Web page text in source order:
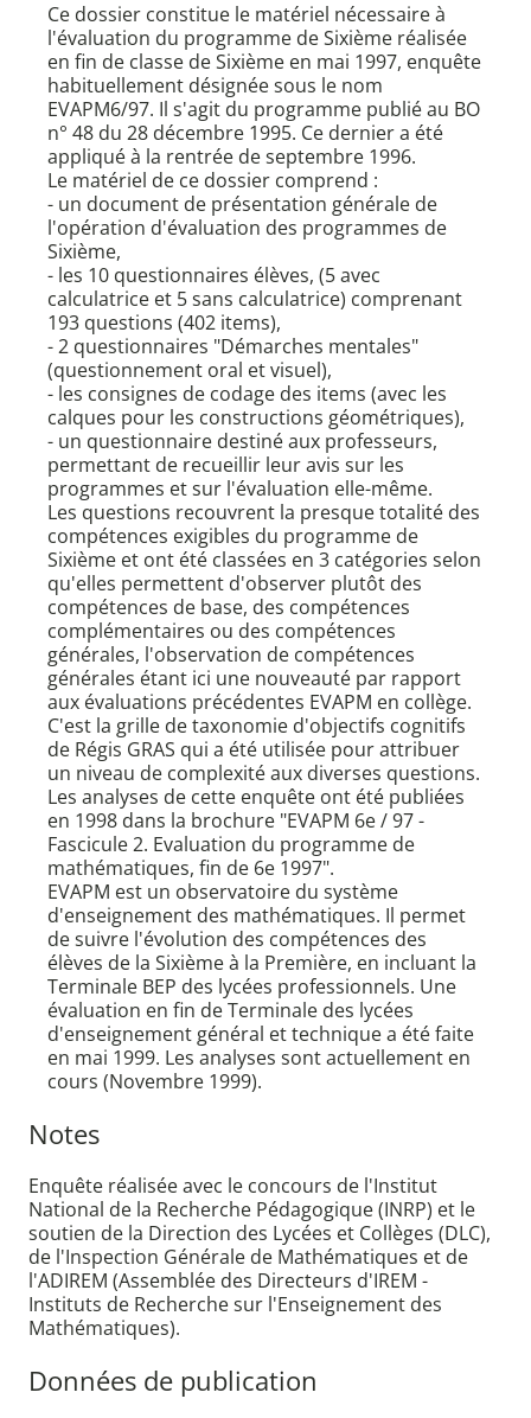
Ce dossier constitue le matériel nécessaire à
l'évaluation du programme de Sixième réalisée
en fin de classe de Sixième en mai 1997, enquête
habituellement désignée sous le nom
EVAPM6/97. Il s'agit du programme publié au BO
n° 48 du 28 décembre 1995. Ce dernier a été
appliqué à la rentrée de septembre 1996.
Le matériel de ce dossier comprend :
- un document de présentation générale de
l'opération d'évaluation des programmes de
Sixième,
- les 10 questionnaires élèves, (5 avec
calculatrice et 5 sans calculatrice) comprenant
193 questions (402 items),
- 2 questionnaires "Démarches mentales"
(questionnement oral et visuel),
- les consignes de codage des items (avec les
calques pour les constructions géométriques),
- un questionnaire destiné aux professeurs,
permettant de recueillir leur avis sur les
programmes et sur l'évaluation elle-même.
Les questions recouvrent la presque totalité des
compétences exigibles du programme de
Sixième et ont été classées en 3 catégories selon
qu'elles permettent d'observer plutôt des
compétences de base, des compétences
complémentaires ou des compétences
générales, l'observation de compétences
générales étant ici une nouveauté par rapport
aux évaluations précédentes EVAPM en collège.
C'est la grille de taxonomie d'objectifs cognitifs
de Régis GRAS qui a été utilisée pour attribuer
un niveau de complexité aux diverses questions.
Les analyses de cette enquête ont été publiées
en 1998 dans la brochure "EVAPM 6e / 97 -
Fascicule 2. Evaluation du programme de
mathématiques, fin de 6e 1997".
EVAPM est un observatoire du système
d'enseignement des mathématiques. Il permet
de suivre l'évolution des compétences des
élèves de la Sixième à la Première, en incluant la
Terminale BEP des lycées professionnels. Une
évaluation en fin de Terminale des lycées
d'enseignement général et technique a été faite
en mai 1999. Les analyses sont actuellement en
cours (Novembre 1999).
Notes
Enquête réalisée avec le concours de l'Institut
National de la Recherche Pédagogique (INRP) et le
soutien de la Direction des Lycées et Collèges (DLC),
de l'Inspection Générale de Mathématiques et de
l'ADIREM (Assemblée des Directeurs d'IREM -
Instituts de Recherche sur l'Enseignement des
Mathématiques).
Données de publication